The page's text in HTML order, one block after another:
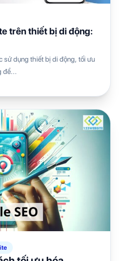
trên thiết bị di động:
sử dụng thiết bị di động, tối ưu
để...